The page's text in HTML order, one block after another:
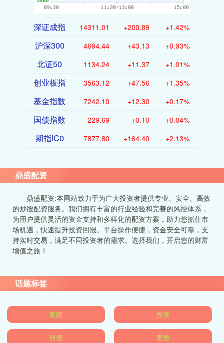
深证成指 14311.01 +200.89 +1.42%
沪深300 4694.44 +43.13 +0.93%
北证50 1134.24 +11.37 +1.01%
创业板指 3563.12 +47.56 +1.35%
基金指数 7242.10 +12.30 +0.17%
国债指数 229.69 +0.10 +0.04%
期指IC0 7877.80 +164.40 +2.13%
鼎盛配资
鼎盛配资:本网站致力于为广大投资者提供专业、安全、高效
的炒股配资服务。我们拥有丰富的行业经验和完善的风控体系，
为用户提供灵活的资金支持和多样化的配资方案，助力您抓住市
场机遇，快速提升投资回报。平台操作便捷，资金安全可靠，支
持实时交易，满足不同投资者的需求。选择我们，开启您的财富
增值之旅！
话题标签
集团 投资
转债 重整